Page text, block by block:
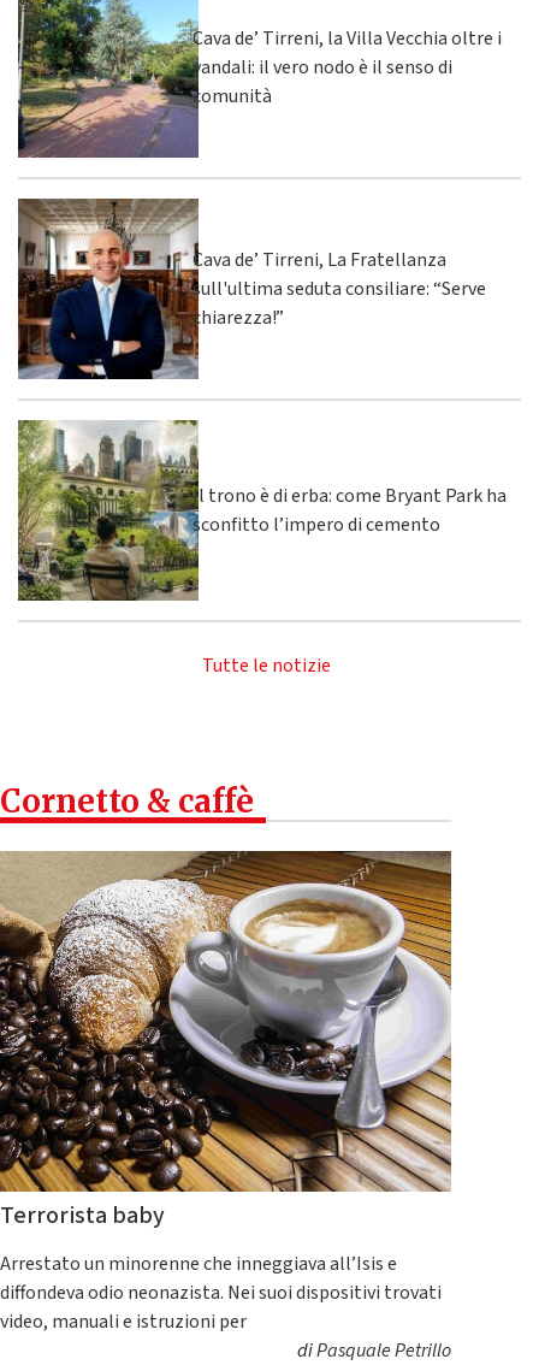
Cava de’ Tirreni, la Villa Vecchia oltre i
vandali: il vero nodo è il senso di
comunità
Cava de’ Tirreni, La Fratellanza
sull'ultima seduta consiliare: “Serve
chiarezza!”
Il trono è di erba: come Bryant Park ha
sconfitto l’impero di cemento
Tutte le notizie
Cornetto & caffè
Terrorista baby
Arrestato un minorenne che inneggiava all’Isis e
diffondeva odio neonazista. Nei suoi dispositivi trovati
video, manuali e istruzioni per
diPasquale Petrillo